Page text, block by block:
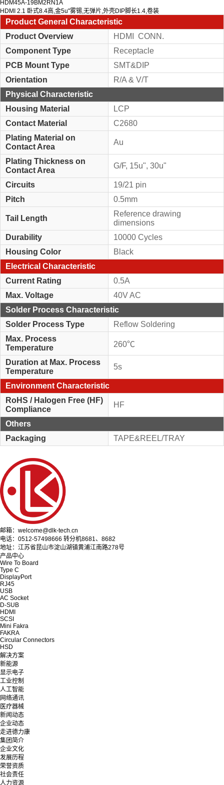
HDM45A-19BM2RN1A
HDMI 2.1 卧式8.4高,金5u"雾锡,无弹片,外壳DIP脚长1.4,卷装
Product General Characteristic
Product Overview
HDMI CONN.
Component Type
Receptacle
PCB Mount Type
SMT&DIP
Orientation
R/A & V/T
Physical Characteristic
Housing Material
LCP
Contact Material
C2680
Plating Material on
Contact Area
Au
Plating Thickness on
Contact Area
G/F, 15u", 30u"
Circuits
19/21 pin
Pitch
0.5mm
Tail Length
Reference drawing
dimensions
Durability
10000 Cycles
Housing Color
Black
Electrical Characteristic
Current Rating
0.5A
Max. Voltage
40V AC
Solder Process Characteristic
Solder Process Type
Reflow Soldering
Max. Process
Temperature
260℃
Duration at Max. Process
Temperature
5s
Environment Characteristic
RoHS / Halogen Free (HF)
Compliance
HF
Others
Packaging
TAPE&REEL/TRAY
邮箱：welcome@dlk-tech.cn
电话：0512-57498666 转分机8681、8682
地址：江苏省昆山市淀山湖镇黄浦江南路278号
产品中心
Wire To Board
Type C
DisplayPort
RJ45
USB
AC Socket
D-SUB
HDMI
SCSI
Mini Fakra
FAKRA
Circular Connectors
HSD
解决方案
新能源
显示电子
工业控制
人工智能
网络通讯
医疗器械
新闻动态
企业动态
走进德力康
集团简介
企业文化
发展历程
荣誉资质
社会责任
人力资源